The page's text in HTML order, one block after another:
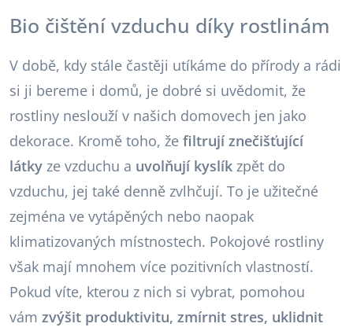
Bio čištění vzduchu díky rostlinám
V době, kdy stále častěji utíkáme do přírody a rádi
si ji bereme i domů, je dobré si uvědomit, že
rostliny neslouží v našich domovech jen jako
dekorace. Kromě toho, že filtrují znečišťující
látky ze vzduchu a uvolňují kyslík zpět do
vzduchu, jej také denně zvlhčují. To je užitečné
zejména ve vytápěných nebo naopak
klimatizovaných místnostech. Pokojové rostliny
však mají mnohem více pozitivních vlastností.
Pokud víte, kterou z nich si vybrat, pomohou
vám zvýšit produktivitu, zmírnit stres, uklidnit